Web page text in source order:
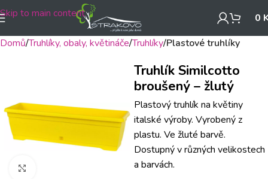
Skip to main content 0
Domů Truhlíky, obaly, květináče Truhlíky Plastové truhlíky
Truhlík Similcotto
broušený – žlutý
Plastový truhlík na květiny
italské výroby. Vyrobený z
plastu. Ve žluté barvě.
Dostupný v různých velikostech
a barvách.